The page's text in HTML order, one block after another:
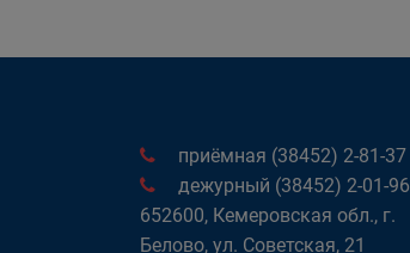
приёмная (38452) 2-81-37
дежурный (38452) 2-01-96
652600, Кемеровская обл., г.
Белово, ул. Советская, 21